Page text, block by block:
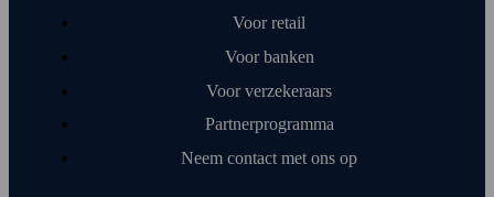
Voor retail
Voor banken
Voor verzekeraars
Partner­programma
Neem contact met ons op